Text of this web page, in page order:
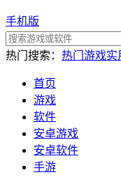
手机版
热门搜索： 热门游戏实
首页
游戏
软件
安卓游戏
安卓软件
手游